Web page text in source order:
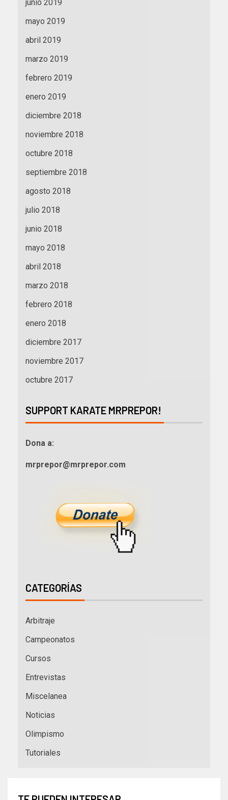
junio 2019
mayo 2019
abril 2019
marzo 2019
febrero 2019
enero 2019
diciembre 2018
noviembre 2018
octubre 2018
septiembre 2018
agosto 2018
julio 2018
junio 2018
mayo 2018
abril 2018
marzo 2018
febrero 2018
enero 2018
diciembre 2017
noviembre 2017
octubre 2017
SUPPORT KARATE MRPREPOR!
Dona a:
mrprepor@mrprepor.com
CATEGORÍAS
Arbitraje
Campeonatos
Cursos
Entrevistas
Miscelanea
Noticias
Olimpismo
Tutoriales